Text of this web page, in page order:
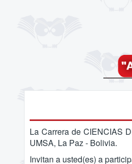
La Carrera de CIENCIAS
UMSA, La Paz - Bolivia.
Invitan a usted(es) a